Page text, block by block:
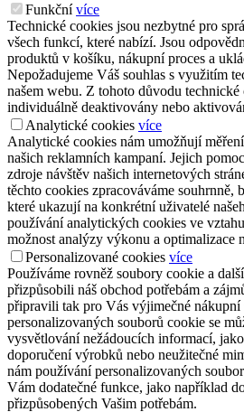
Funkční více
Technické cookies jsou nezbytné pro
všech funkcí, které nabízí. Jsou
produktů v košíku, nákupní proces a
Nepožadujeme Váš souhlas s využitím
našem webu. Z tohoto důvodu
individuálně deaktivovány nebo
Analytické cookies více
Analytické cookies nám umožňují
našich reklamních kampaní. Jejich
zdroje návštěv našich internetových
těchto cookies zpracováváme souhrnně,
které ukazují na konkrétní uživatelé
používání analytických cookies ve
možnost analýzy výkonu a optimalizace
Personalizované cookies více
Používáme rovněž soubory cookie a
přizpůsobili náš obchod potřebám a
připravili tak pro Vás výjimečné
personalizovaných souborů cookie se
vysvětlování nežádoucích informací,
doporučení výrobků nebo neužitečné
nám používání personalizovaných
Vám dodatečné funkce, jako například
přizpůsobených Vašim potřebám.